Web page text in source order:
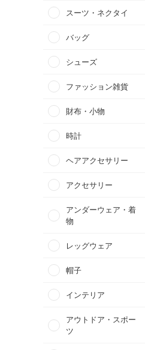
スーツ・ネクタイ
バッグ
シューズ
ファッション雑貨
財布・小物
時計
ヘアアクセサリー
アクセサリー
アンダーウェア・着
物
レッグウェア
帽子
インテリア
アウトドア・スポー
ツ